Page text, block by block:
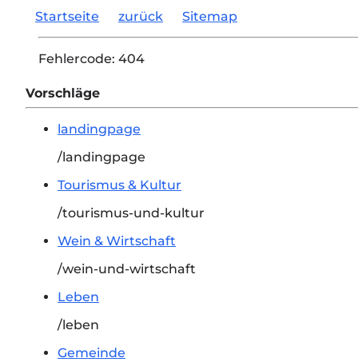
Startseite zurück Sitemap
Fehlercode: 404
Vorschläge
landingpage
/landingpage
Tourismus & Kultur
/tourismus-und-kultur
Wein & Wirtschaft
/wein-und-wirtschaft
Leben
/leben
Gemeinde